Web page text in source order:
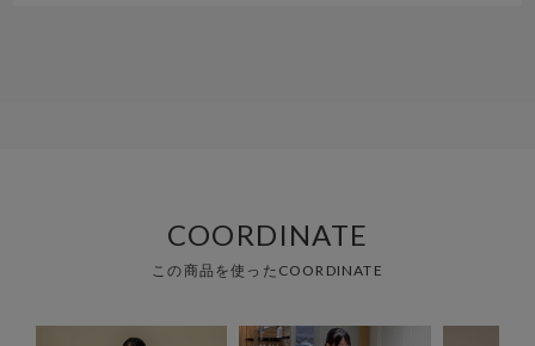
COORDINATE
この商品を使ったCOORDINATE